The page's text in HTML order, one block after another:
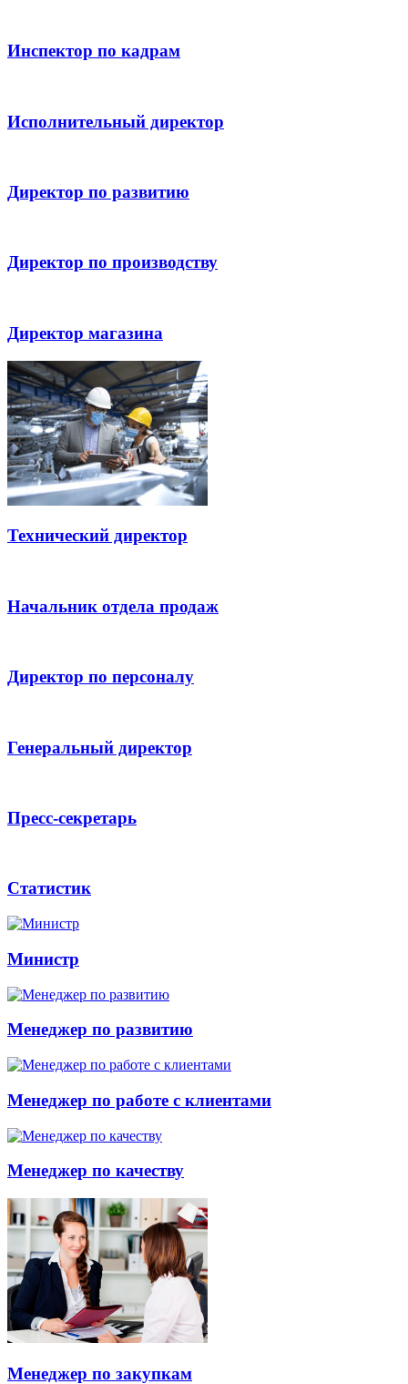
Инспектор по кадрам
Исполнительный директор
Директор по развитию
Директор по производству
Директор магазина
Технический директор
Начальник отдела продаж
Директор по персоналу
Генеральный директор
Пресс-секретарь
Статистик
Министр
Менеджер по развитию
Менеджер по работе с клиентами
Менеджер по качеству
Менеджер по закупкам